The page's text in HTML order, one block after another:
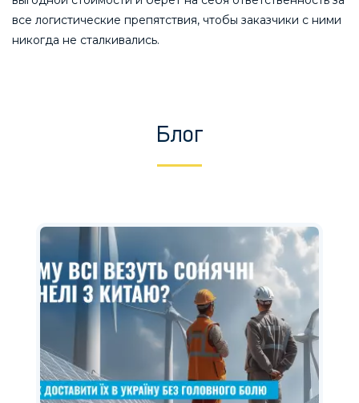
все логистические препятствия, чтобы заказчики с ними
никогда не сталкивались.
Блог